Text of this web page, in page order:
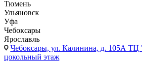
Тюмень
Ульяновск
Уфа
Чебоксары
Ярославль
Чебоксары, ул. Калинина, д. 105А
цокольный этаж